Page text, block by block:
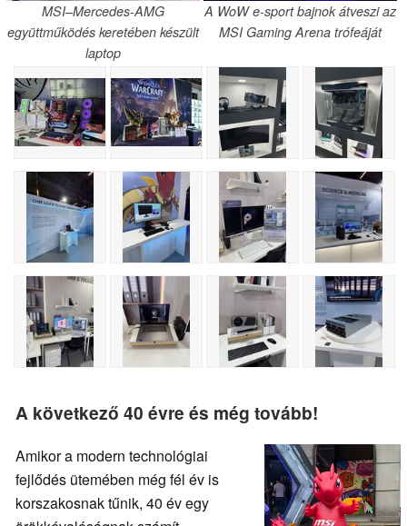
MSI–Mercedes-AMG
együttműködés keretében készült
laptop
A WoW e-sport bajnok átveszi az
MSI Gaming Arena trófeáját
A következő 40 évre és még tovább!
Amikor a modern technológiai
fejlődés ütemében még fél év is
korszakosnak tűnik, 40 év egy